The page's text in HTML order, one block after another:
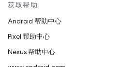
获取帮助
Android 帮助中心
Pixel 帮助中心
Nexus 帮助中心